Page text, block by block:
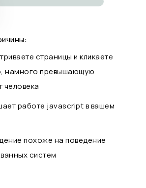
страницы и кликаете
намного превышающую
работе javascript в вашем
похоже на поведение
систем